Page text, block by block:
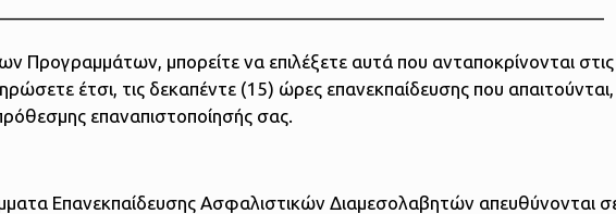
μπορείτε να επιλέξετε αυτά που ανταποκρίνονται στις
έτσι, τις δεκαπέντε (15) ώρες επανεκπαίδευσης που
επαναπιστοποίησής σας.
Επανεκπαίδευσης Ασφαλιστικών Διαμεσολαβητών απευθύνονται